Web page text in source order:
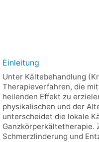
Einleitung
Unter Kältebehandlung
Therapieverfahren, die
heilenden Effekt zu
physikalischen und der
unterscheidet die lokale
Ganzkörperkältetherapie.
Schmerzlinderung und